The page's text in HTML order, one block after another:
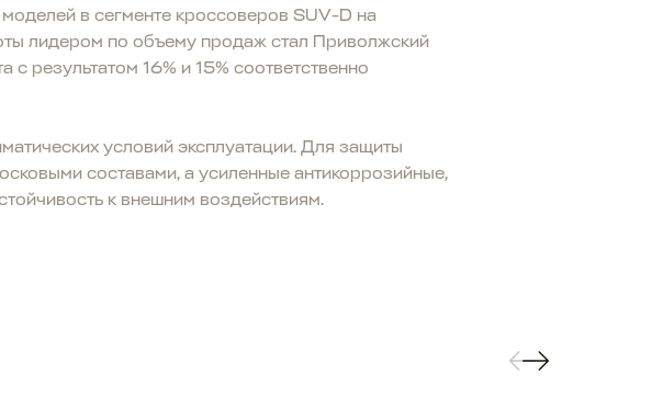
в сегменте кроссоверов SUV-D на
лидером по объему продаж стал Приволжский
результатом 16% и 15% соответственно
условий эксплуатации. Для защиты
составами, а усиленные антикоррозийные,
к внешним воздействиям.